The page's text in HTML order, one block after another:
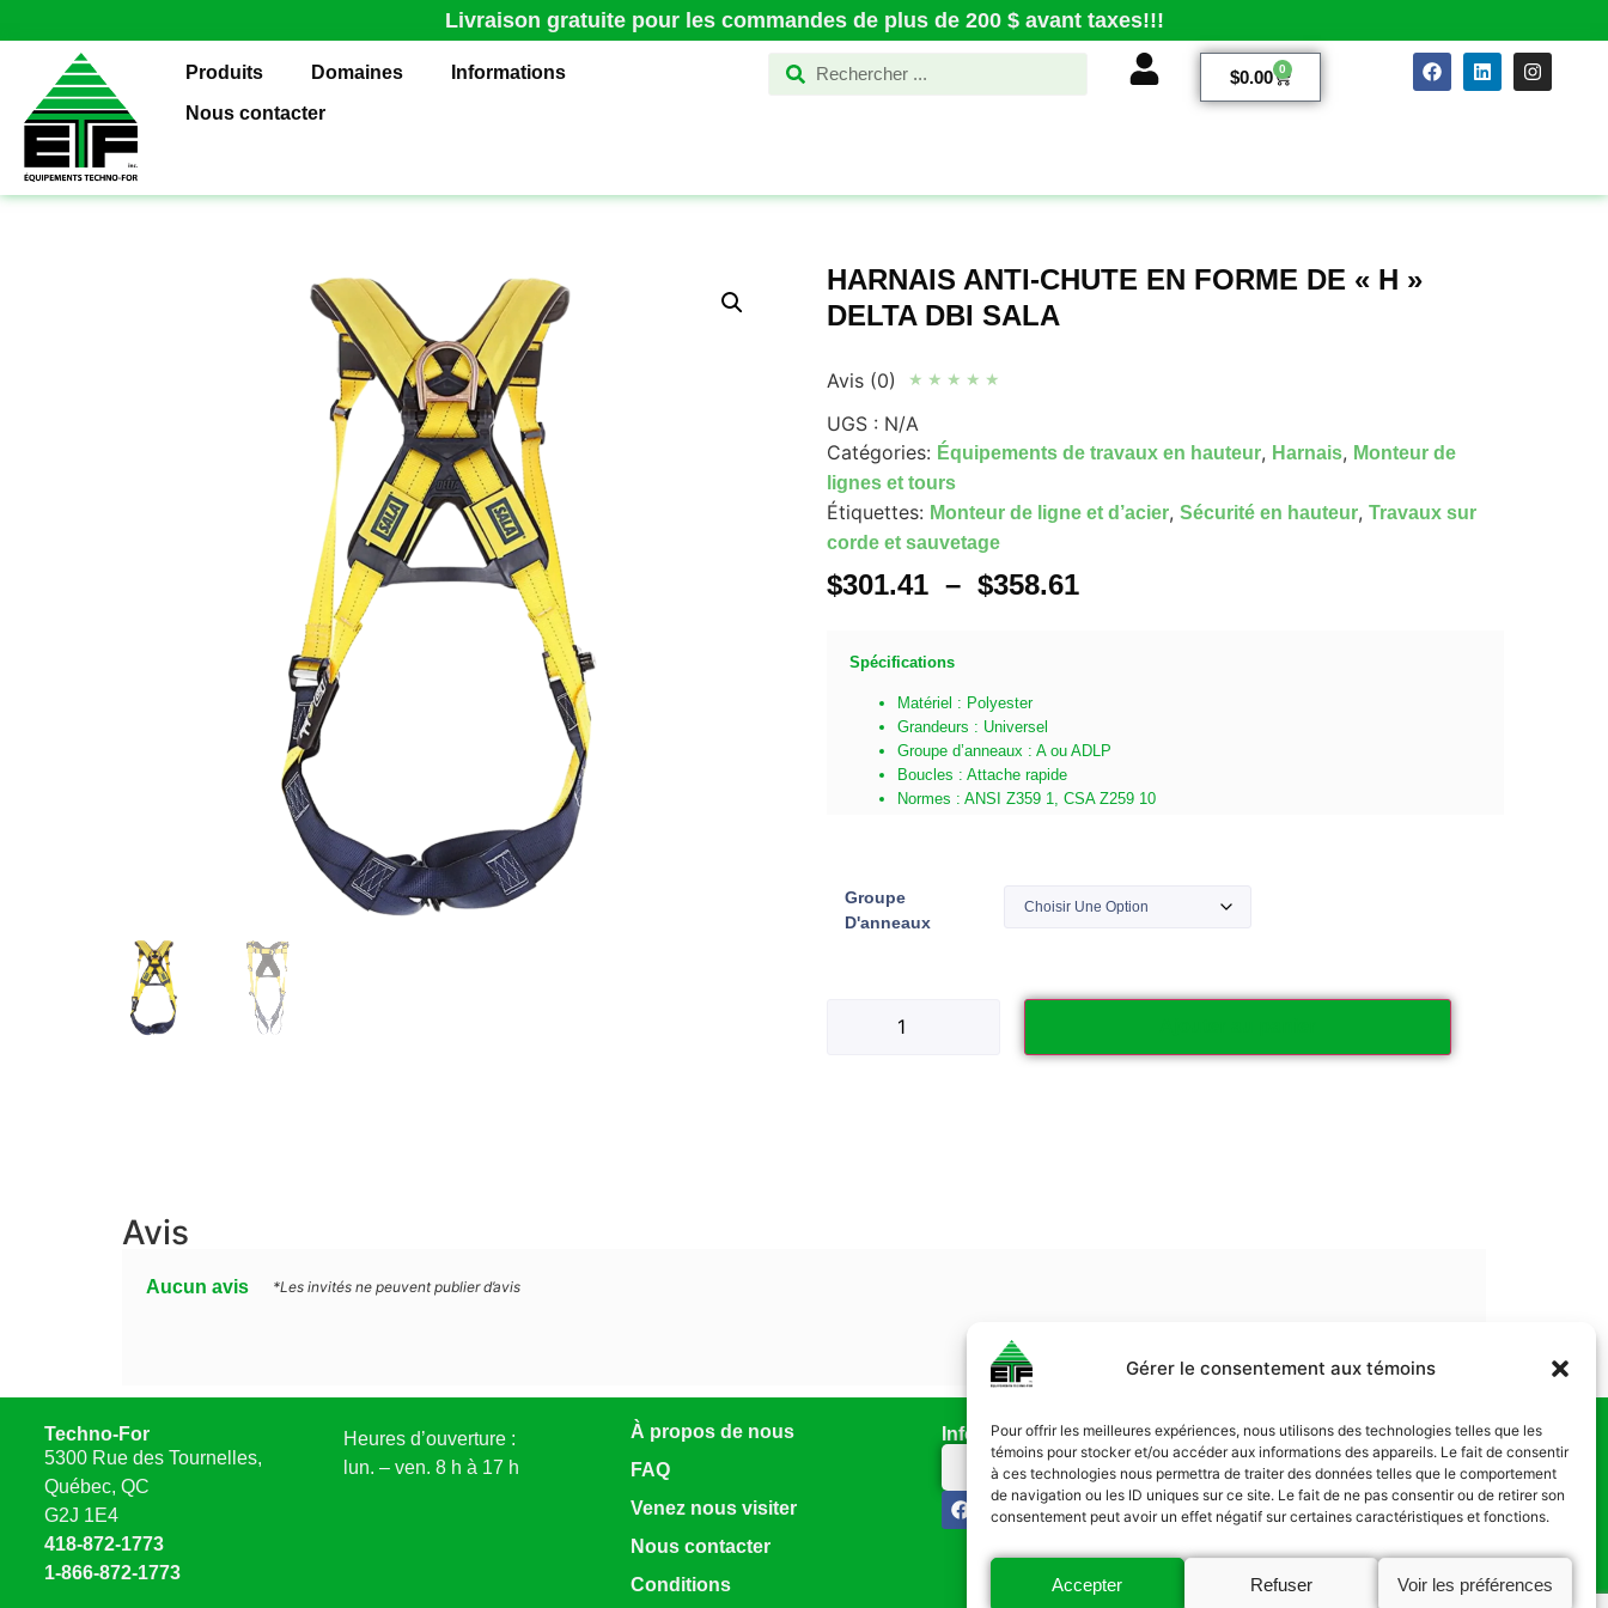
Gérer le consentement aux témoins
Pour offrir les meilleures expériences, nous utilisons des technologies telles que les
témoins pour stocker et/ou accéder aux informations des appareils. Le fait de consentir
à ces technologies nous permettra de traiter des données telles que le comportement
de navigation ou les ID uniques sur ce site. Le fait de ne pas consentir ou de retirer son
consentement peut avoir un effet négatif sur certaines caractéristiques et fonctions.
Accepter Refuser Voir les préférences
Livraison gratuite pour les commandes de plus de 200 $ avant taxes!!!
Produits Domaines
Informations
Nous contacter
$0.00 0
HARNAIS ANTI-CHUTE EN FORME DE « H »
DELTA DBI SALA
Avis (0) ★ ★ ★ ★ ★
UGS : N/A
Catégories: Équipements de travaux en hauteur, Harnais, Monteur de
lignes et tours
Étiquettes: Monteur de ligne et d’acier, Sécurité en hauteur, Travaux sur
corde et sauvetage
$301.41 – $358.61
Spécifications
Matériel : Polyester
Grandeurs : Universel
Groupe d’anneaux : A ou ADLP
Boucles : Attache rapide
Normes : ANSI Z359 1, CSA Z259 10
Groupe
D'anneaux
Avis
Aucun avis *Les invités ne peuvent publier d’avis
Techno-For
5300 Rue des Tournelles,
Québec, QC
G2J 1E4
418-872-1773
1-866-872-1773
Heures d’ouverture :
lun. – ven. 8 h à 17 h
À propos de nous
FAQ
Venez nous visiter
Nous contacter
Conditions
Infolettre
Abonnez-vous